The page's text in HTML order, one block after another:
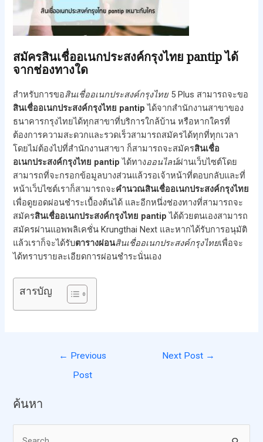
สมัครสินเชื่ออเนกประสงค์กรุงไทย pantip ได้
จากช่องทางใด
สำหรับการขอสินเชื่ออเนกประสงค์กรุงไทย5 Plus สามารถจะขอ
สินเชื่ออเนกประสงค์กรุงไทย pantip ได้จากสำนักงานสาขาของ
ธนาคารกรุงไทยได้ทุกสาขาที่บริการใกล้บ้าน หรือหากใครที่
ต้องการความสะดวกและรวดเร็วสามารถสมัครได้ทุกที่ทุกเวลา
โดยไม่ต้องไปที่สำนักงานสาขา ก็สามารถจะสมัครสินเชื่อ
อเนกประสงค์กรุงไทย pantip ได้ทางออนไลน์ผ่านเว็บไซต์โดย
สามารถที่จะกรอกข้อมูลบางส่วนแล้วรอเจ้าหน้าที่ตอบกลับและที่
หน้าเว็บไซต์เราก็สามารถจะคํานวณสินเชื่ออเนกประสงค์กรุงไทย
เพื่อดูยอดผ่อนชำระเบื้องต้นได้ และอีกหนึ่งช่องทางที่สามารถจะ
สมัครสินเชื่ออเนกประสงค์กรุงไทย pantip ได้ด้วยตนเองสามารถ
สมัครผ่านแอพพลิเคชั่น Krungthai Next และหากได้รับการอนุมัติ
แล้วเราก็จะได้รับตารางผ่อนสินเชื่ออเนกประสงค์กรุงไทยเพื่อจะ
ได้ทราบรายละเอียดการผ่อนชำระนั่นเอง
สารบัญ
← Previous
Post
Next Post →
ค้นหา